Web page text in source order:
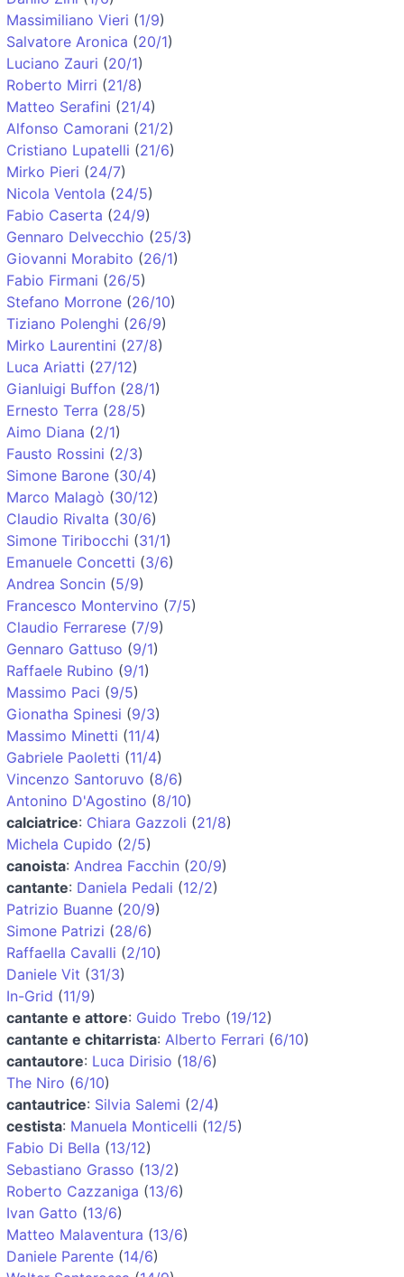
Massimiliano Vieri (1/9)
Salvatore Aronica (20/1)
Luciano Zauri (20/1)
Roberto Mirri (21/8)
Matteo Serafini (21/4)
Alfonso Camorani (21/2)
Cristiano Lupatelli (21/6)
Mirko Pieri (24/7)
Nicola Ventola (24/5)
Fabio Caserta (24/9)
Gennaro Delvecchio (25/3)
Giovanni Morabito (26/1)
Fabio Firmani (26/5)
Stefano Morrone (26/10)
Tiziano Polenghi (26/9)
Mirko Laurentini (27/8)
Luca Ariatti (27/12)
Gianluigi Buffon (28/1)
Ernesto Terra (28/5)
Aimo Diana (2/1)
Fausto Rossini (2/3)
Simone Barone (30/4)
Marco Malagò (30/12)
Claudio Rivalta (30/6)
Simone Tiribocchi (31/1)
Emanuele Concetti (3/6)
Andrea Soncin (5/9)
Francesco Montervino (7/5)
Claudio Ferrarese (7/9)
Gennaro Gattuso (9/1)
Raffaele Rubino (9/1)
Massimo Paci (9/5)
Gionatha Spinesi (9/3)
Massimo Minetti (11/4)
Gabriele Paoletti (11/4)
Vincenzo Santoruvo (8/6)
Antonino D'Agostino (8/10)
calciatrice: Chiara Gazzoli (21/8)
Michela Cupido (2/5)
canoista: Andrea Facchin (20/9)
cantante: Daniela Pedali (12/2)
Patrizio Buanne (20/9)
Simone Patrizi (28/6)
Raffaella Cavalli (2/10)
Daniele Vit (31/3)
In-Grid (11/9)
cantante e attore: Guido Trebo (19/12)
cantante e chitarrista: Alberto Ferrari (6/10)
cantautore: Luca Dirisio (18/6)
The Niro (6/10)
cantautrice: Silvia Salemi (2/4)
cestista: Manuela Monticelli (12/5)
Fabio Di Bella (13/12)
Sebastiano Grasso (13/2)
Roberto Cazzaniga (13/6)
Ivan Gatto (13/6)
Matteo Malaventura (13/6)
Daniele Parente (14/6)